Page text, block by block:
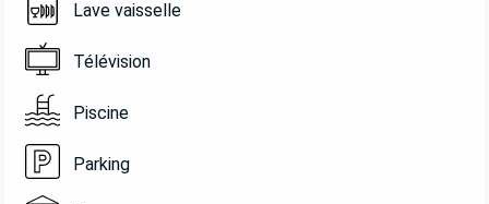
Lave vaisselle
Télévision
Piscine
Parking